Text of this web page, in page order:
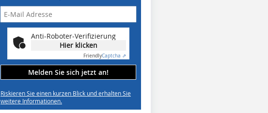
Anti-Roboter-Verifizierung
Hier klicken
FriendlyCaptcha ⇗
Melden Sie sich jetzt an!
Riskieren Sie einen kurzen Blick und erhalten Sie
weitere Informationen.